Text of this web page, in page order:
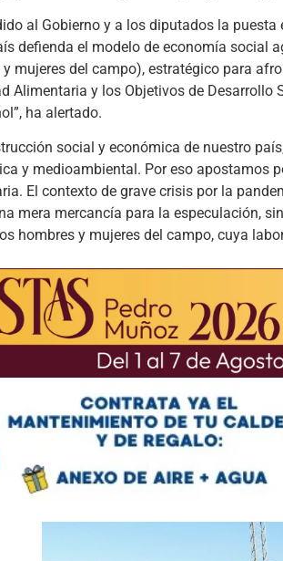
al Gobierno y a los diputados la
defienda el modelo de economía social
mujeres del campo), estratégico para
Alimentaria y los Objetivos de Desarrollo
ha alertado.
social y económica de nuestro
y medioambiental. Por eso apostamos
El contexto de grave crisis por la
mera mercancía para la especulación,
hombres y mujeres del campo, cuya